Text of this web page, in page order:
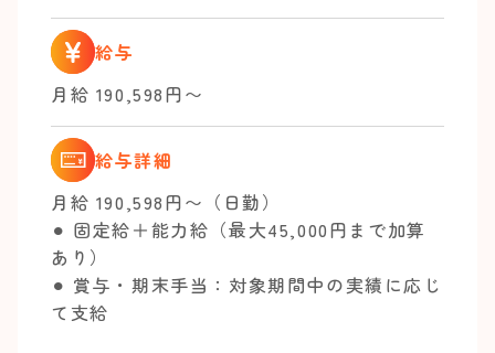
給与
月給 190,598円〜
給与詳細
月給 190,598円〜（日勤）
⚫︎ 固定給＋能力給（最大45,000円まで加算
あり）
⚫︎ 賞与・期末手当：対象期間中の実績に応じ
て支給